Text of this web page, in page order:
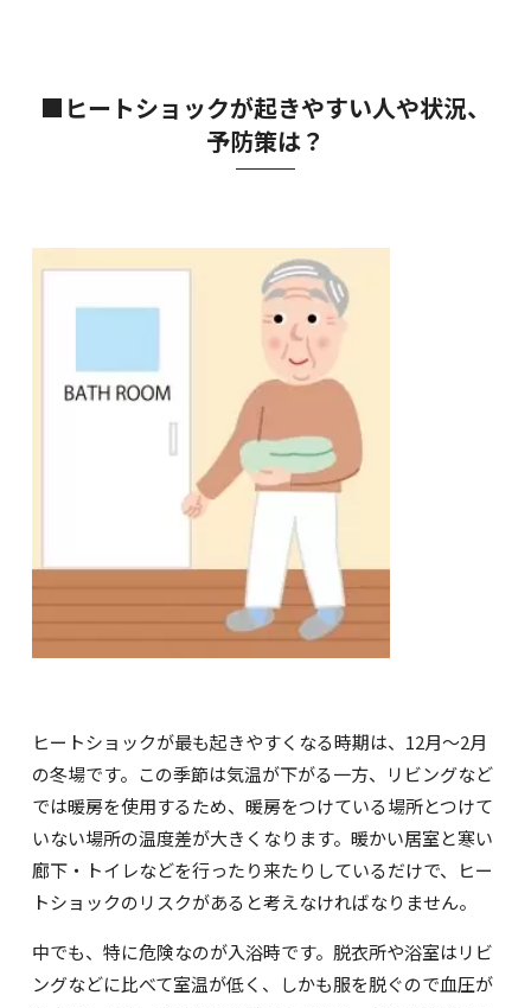
■ヒートショックが起きやすい人や状況、
予防策は？
ヒートショックが最も起きやすくなる時期は、 12月～2月
の冬場です。この季節は気温が下がる一方、リビングなど
では暖房を使用するため、暖房をつけている場所とつけて
いない場所の温度差が大きくなります。暖かい居室と寒い
廊下・トイレなどを行ったり来たりしているだけで、ヒー
トショックのリスクがあると考えなければなりません。
中でも、特に危険なのが入浴時です。脱衣所や浴室はリビ
ングなどに比べて室温が低く、しかも服を脱ぐので血圧が